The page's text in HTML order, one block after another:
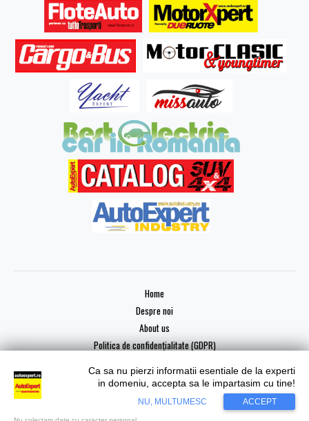
Home
Despre noi
About us
Politica de confidențialitate (GDPR)
Copyright © 2026 AutoExpert
Ca sa nu pierzi informatii esentiale de la experti
in domeniu, accepta sa le impartasim cu tine!
NU, MULTUMESC ACCEPT